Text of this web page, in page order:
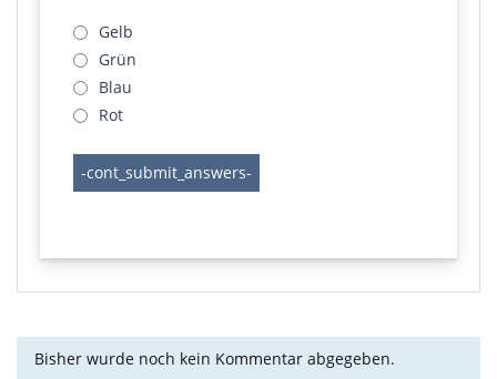
Gelb
Grün
Blau
Rot
Bisher wurde noch kein Kommentar abgegeben.